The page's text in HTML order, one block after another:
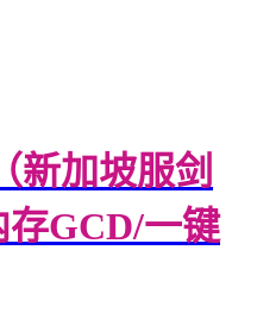
新加坡服剑
GCD/一键